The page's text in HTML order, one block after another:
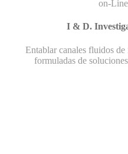
on-
I & D.
Entablar canales fluidos
formuladas de